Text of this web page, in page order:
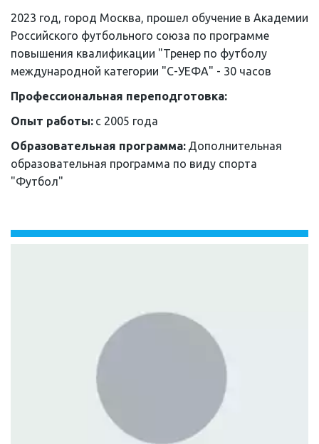
2023 год, город Москва, прошел обучение в Академии
Российского футбольного союза по программе
повышения квалификации "Тренер по футболу
международной категории "С-УЕФА" - 30 часов
Профессиональная переподготовка:
Опыт работы: с 2005 года
Образовательная программа: Дополнительная
образовательная программа по виду спорта
"Футбол"